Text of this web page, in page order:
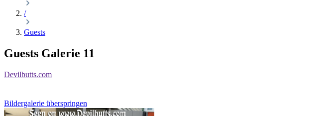
/
Guests
Guests Galerie 11
Devilbutts.com
Bildergalerie überspringen